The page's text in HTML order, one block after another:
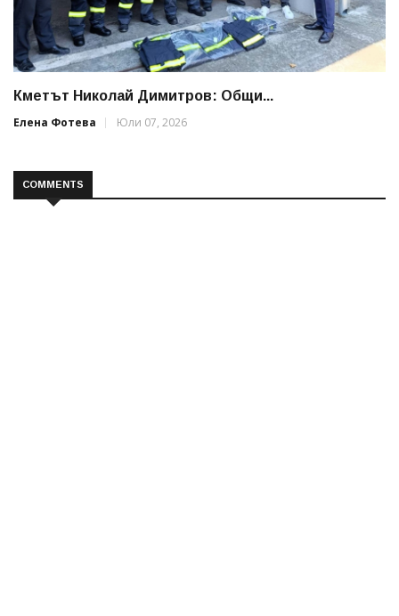
Кметът Николай Димитров: Общи...
Елена Фотева
Юли 07, 2026
COMMENTS